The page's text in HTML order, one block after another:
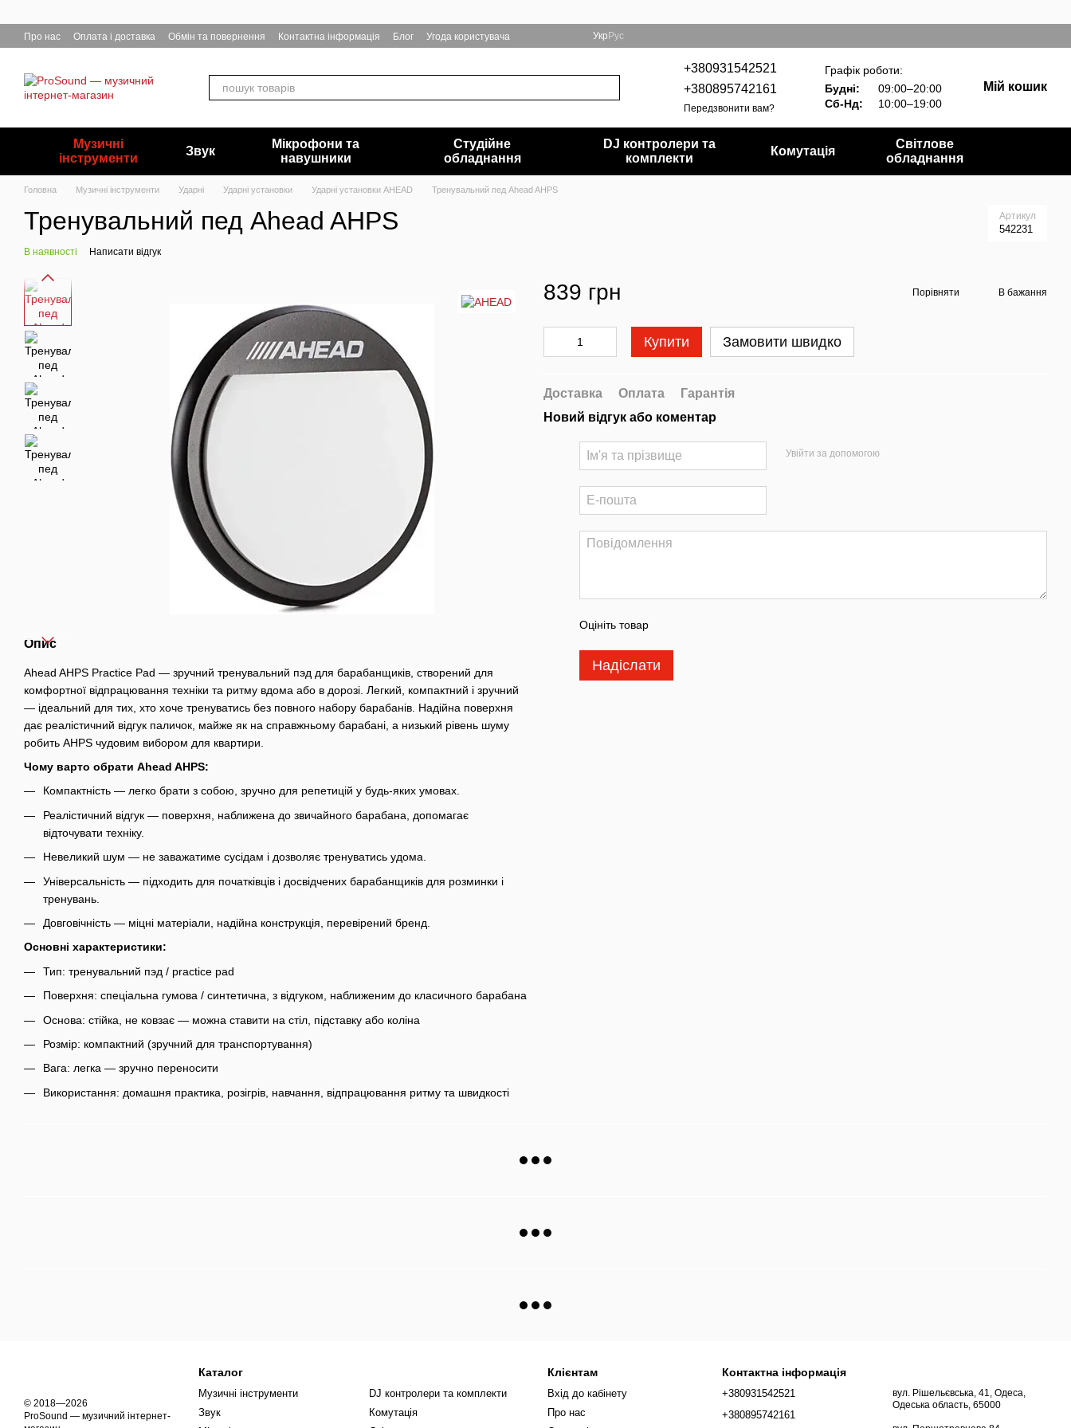
Про нас Оплата і доставка Обмін та повернення Контактна інформація Блог Угода користувача Укр Рус
+380931542521
+380895742161
Передзвонити вам?
Графік роботи:
Будні:
09:00–20:00
Сб-Нд:
10:00–19:00
Мій кошик
Музичні
інструменти
Звук
Мікрофони та
навушники
Студійне
обладнання
DJ контролери та
комплекти
Комутація
Світлове
обладнання
Головна Музичні інструменти Ударні Ударні установки Ударні установки AHEAD Тренувальний пед Ahead AHPS
Тренувальний пед Ahead AHPS Артикул
542231
В наявності Написати відгук
Опис
Ahead AHPS Practice Pad — зручний тренувальний пэд для барабанщиків, створений для
комфортної відпрацювання техніки та ритму вдома або в дорозі. Легкий, компактний і зручний
— ідеальний для тих, хто хоче тренуватись без повного набору барабанів. Надійна поверхня
дає реалістичний відгук паличок, майже як на справжньому барабані, а низький рівень шуму
робить AHPS чудовим вибором для квартири.
Чому варто обрати Ahead AHPS:
Компактність — легко брати з собою, зручно для репетицій у будь-яких умовах.
Реалістичний відгук — поверхня, наближена до звичайного барабана, допомагає
відточувати техніку.
Невеликий шум — не заважатиме сусідам і дозволяє тренуватись удома.
Універсальність — підходить для початківців і досвідчених барабанщиків для розминки і
тренувань.
Довговічність — міцні матеріали, надійна конструкція, перевірений бренд.
Основні характеристики:
Тип: тренувальний пэд / practice pad
Поверхня: спеціальна гумова / синтетична, з відгуком, наближеним до класичного барабана
Основа: стійка, не ковзає — можна ставити на стіл, підставку або коліна
Розмір: компактний (зручний для транспортування)
Вага: легка — зручно переносити
Використання: домашня практика, розігрів, навчання, відпрацювання ритму та швидкості
839 грн Порівняти В бажання
Купити Замовити швидко
Доставка Оплата
Гарантія
Новий відгук або коментар
Увійти за допомогою
Оцініть товар
Надіслати
© 2018—2026
ProSound — музичний інтернет-
Каталог
Музичні інструменти
Звук
DJ контролери та комплекти
Комутація
Клієнтам
Вхід до кабінету
Про нас
Контактна інформація
+380931542521
+380895742161
вул. Рішельєвська, 41, Одеса,
Одеська область, 65000